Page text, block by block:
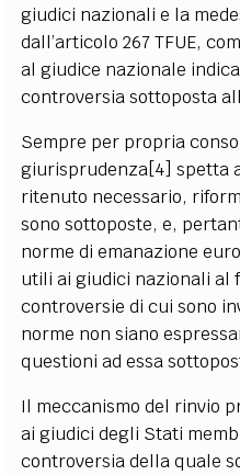
giudici nazionali e la
dall’articolo 267 TFUE,
al giudice nazionale
controversia sottoposta
Sempre per propria
giurisprudenza[4] spetta
ritenuto necessario,
sono sottoposte, e,
norme di emanazione
utili ai giudici nazionali al
controversie di cui sono
norme non siano
questioni ad essa
Il meccanismo del rinvio
ai giudici degli Stati
controversia della quale